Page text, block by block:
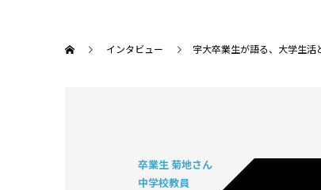
インタビュー 宇大卒業生が語る、大学生
卒業生 菊地さん
中学校教員